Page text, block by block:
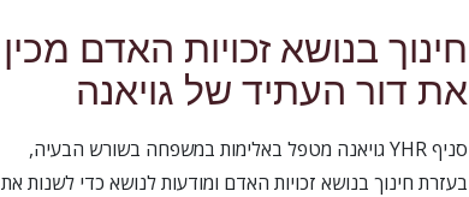
חינוך בנושא זכויות האדם מכין
את דור העתיד של גויאנה
סניף YHR גויאנה מטפל באלימות במשפחה בשורש הבעיה,
בעזרת חינוך בנושא זכויות האדם ומודעות לנושא כדי לשנות את